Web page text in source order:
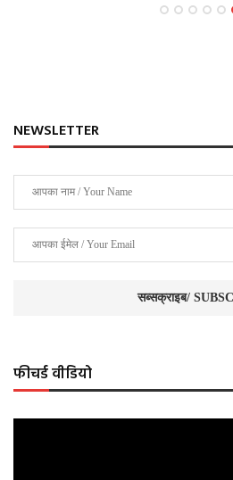
NEWSLETTER
फीचर्ड वीडियो